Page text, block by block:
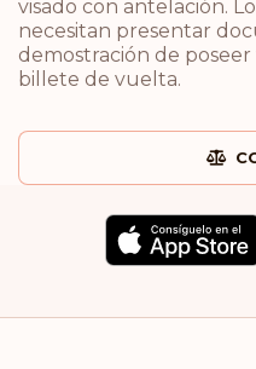
visado con antelación.
necesitan presentar
demostración de
billete de vuelta.